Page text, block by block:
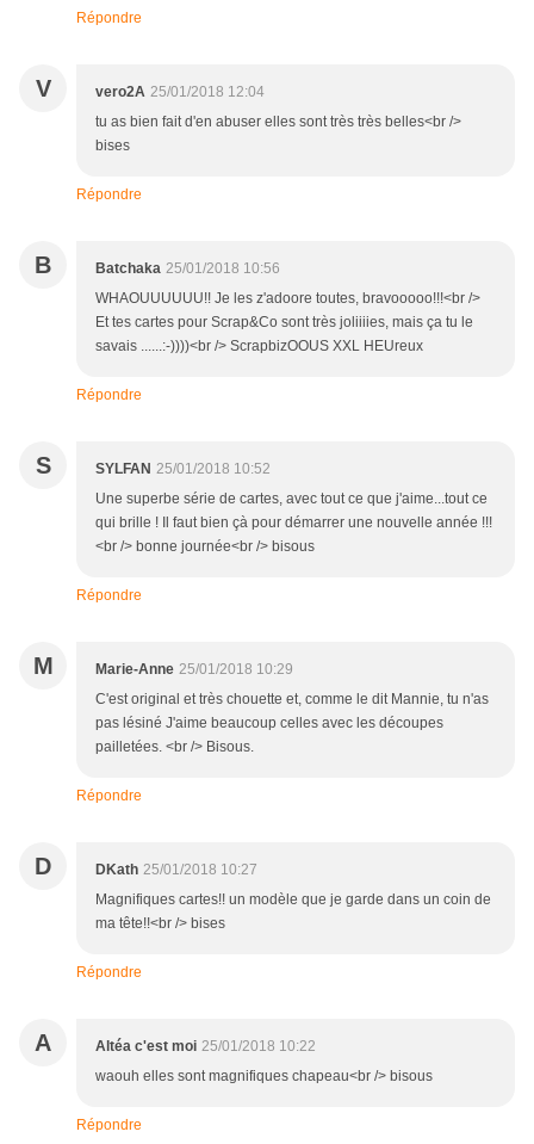
Répondre
V vero2A 25/01/2018 12:04
tu as bien fait d'en abuser elles sont très très belles<br />
bises
Répondre
B Batchaka 25/01/2018 10:56
WHAOUUUUUU!! Je les z'adoore toutes, bravooooo!!!<br />
Et tes cartes pour Scrap&Co sont très joliiiies, mais ça tu le
savais ......:-))))<br /> ScrapbizOOUS XXL HEUreux
Répondre
S SYLFAN 25/01/2018 10:52
Une superbe série de cartes, avec tout ce que j'aime...tout ce
qui brille ! Il faut bien çà pour démarrer une nouvelle année !!!
<br /> bonne journée<br /> bisous
Répondre
M Marie-Anne 25/01/2018 10:29
C'est original et très chouette et, comme le dit Mannie, tu n'as
pas lésiné J'aime beaucoup celles avec les découpes
pailletées. <br /> Bisous.
Répondre
D DKath 25/01/2018 10:27
Magnifiques cartes!! un modèle que je garde dans un coin de
ma tête!!<br /> bises
Répondre
A Altéa c'est moi 25/01/2018 10:22
waouh elles sont magnifiques chapeau<br /> bisous
Répondre